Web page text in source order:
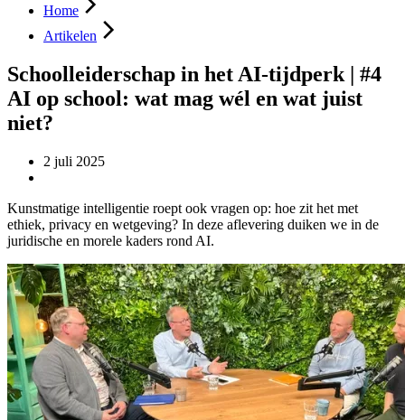
Home
Artikelen
Schoolleiderschap in het AI-tijdperk | #4
AI op school: wat mag wél en wat juist
niet?
2 juli 2025
Kunstmatige intelligentie roept ook vragen op: hoe zit het met
ethiek, privacy en wetgeving? In deze aflevering duiken we in de
juridische en morele kaders rond AI.